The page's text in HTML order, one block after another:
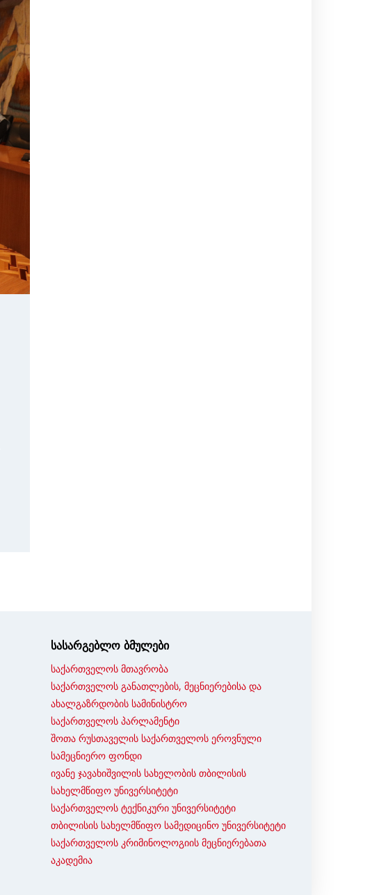
სასარგებლო ბმულები
საქართველოს მთავრობა
საქართველოს განათლების, მეცნიერებისა და
ახალგაზრდობის სამინისტრო
საქართველოს პარლამენტი
შოთა რუსთაველის საქართველოს ეროვნული
სამეცნიერო ფონდი
ივანე ჯავახიშვილის სახელობის თბილისის
სახელმწიფო უნივერსიტეტი
საქართველოს ტექნიკური უნივერსიტეტი
თბილისის სახელმწიფო სამედიცინო უნივერსიტეტი
საქართველოს კრიმინოლოგიის მეცნიერებათა
აკადემია